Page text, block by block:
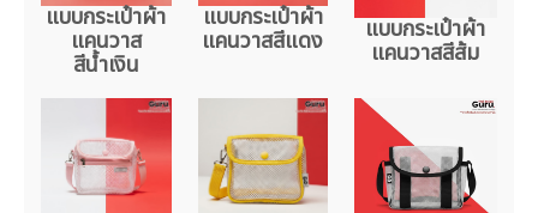
แบบกระเป๋าผ้า
แคนวาส
สีน้ำเงิน
แบบกระเป๋าผ้า
แคนวาสสีแดง แบบกระเป๋าผ้า
แคนวาสสีส้ม